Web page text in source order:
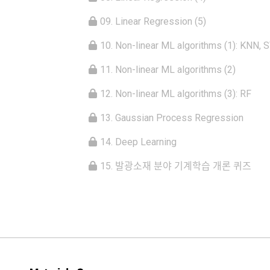
09. Linear Regression (5)
10. Non-linear ML algorithms (1): KNN,
11. Non-linear ML algorithms (2)
12. Non-linear ML algorithms (3): RF
13. Gaussian Process Regression
14. Deep Learning
15. 발광소재 분야 기계학습 개론 퀴즈